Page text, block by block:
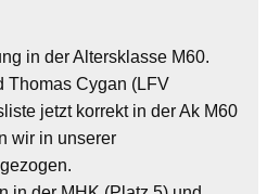
in der Altersklasse M60.
Thomas Cygan (LFV
jetzt korrekt in der Ak M60
wir in unserer